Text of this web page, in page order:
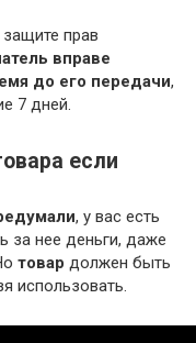
прав
вправе
до его передачи,
7 дней.
если
, у вас есть
за нее деньги, даже
товар должен быть
использовать.